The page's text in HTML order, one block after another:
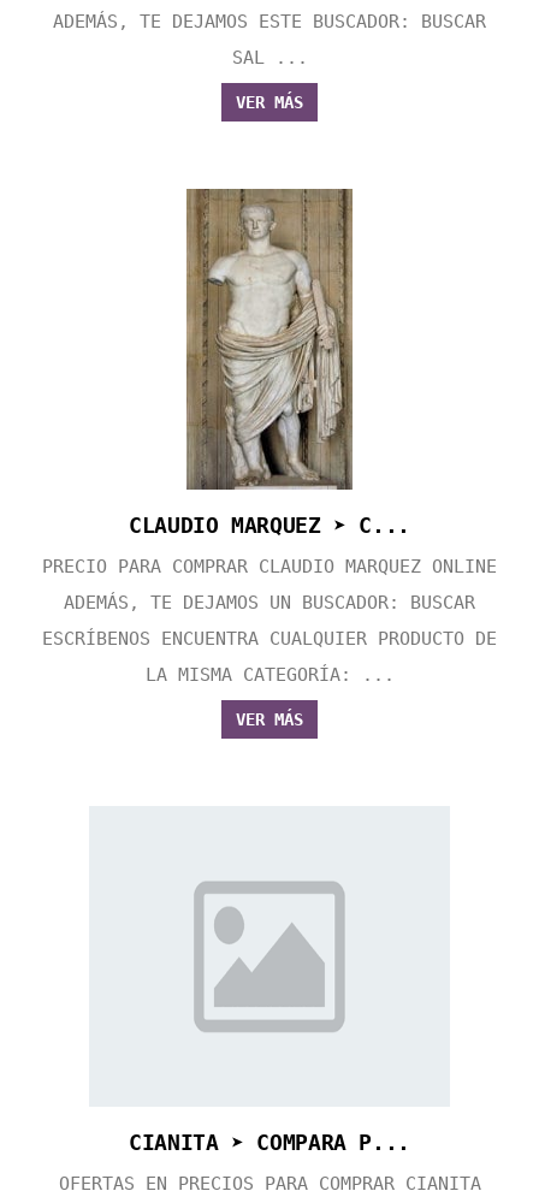
ADEMÁS, TE DEJAMOS ESTE BUSCADOR: BUSCAR
SAL ...
VER MÁS
CLAUDIO MARQUEZ ➤ C...
PRECIO PARA COMPRAR CLAUDIO MARQUEZ ONLINE
ADEMÁS, TE DEJAMOS UN BUSCADOR: BUSCAR
ESCRÍBENOS ENCUENTRA CUALQUIER PRODUCTO DE
LA MISMA CATEGORÍA: ...
VER MÁS
CIANITA ➤ COMPARA P...
OFERTAS EN PRECIOS PARA COMPRAR CIANITA